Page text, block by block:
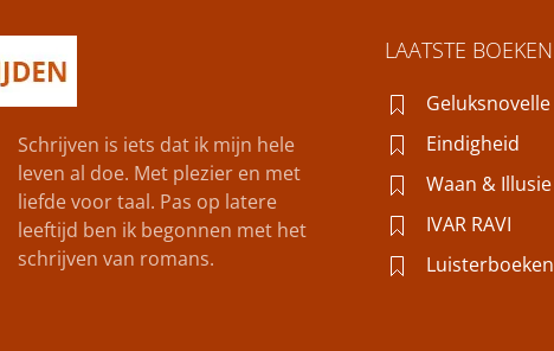
Schrijven is iets dat ik mijn hele
leven al doe. Met plezier en met
liefde voor taal. Pas op latere
leeftijd ben ik begonnen met het
schrijven van romans.
LAATSTE BOEKEN
Geluksnovelle
Eindigheid
Waan & Illusie
IVAR RAVI
Luisterboeken